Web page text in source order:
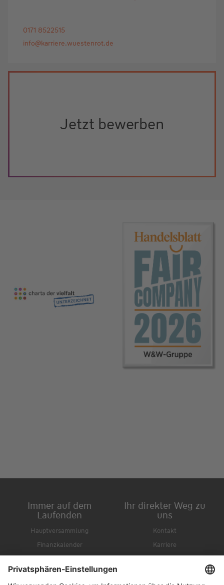
0171 8522515
info@karriere.wuestenrot.de
Jetzt bewerben
Immer auf dem
Laufenden
Hauptversammlung
Finanzkalender
Ihr direkter Weg zu
uns
Kontakt
Karriere